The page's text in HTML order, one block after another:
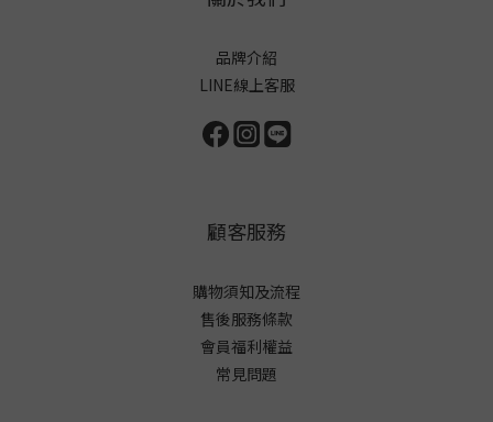
品牌介紹
LINE線上客服
顧客服務
購物須知及流程
售後服務條款
會員福利權益
常見問題